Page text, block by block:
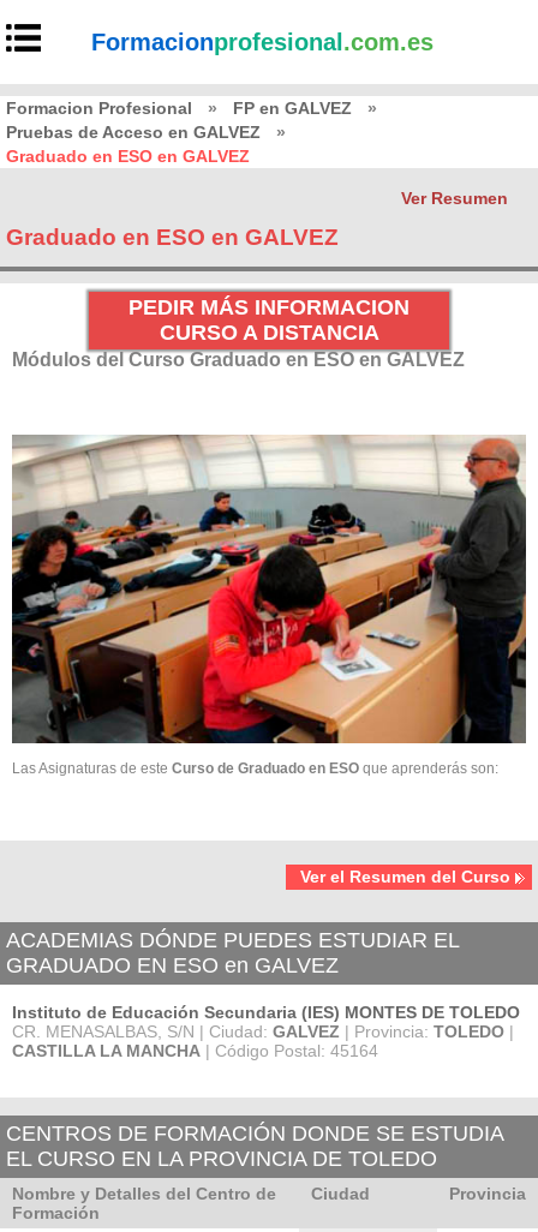
Formacionprofesional .com.es
Formacion Profesional » FP en GALVEZ
»
Pruebas de Acceso en GALVEZ
»
Graduado en ESO en GALVEZ
Ver Resumen
Graduado en ESO en GALVEZ
PEDIR MÁS INFORMACION
CURSO A DISTANCIA
Módulos del Curso Graduado en ESO en GALVEZ
Las Asignaturas de este Curso de Graduado en ESO que aprenderás son:
Ver el Resumen del Curso
ACADEMIAS DÓNDE PUEDES ESTUDIAR EL
GRADUADO EN ESO en GALVEZ
Instituto de Educación Secundaria (IES) MONTES DE TOLEDO
CR. MENASALBAS, S/N | Ciudad: GALVEZ | Provincia: TOLEDO |
CASTILLA LA MANCHA | Código Postal: 45164
CENTROS DE FORMACIÓN DONDE SE ESTUDIA
EL CURSO EN LA PROVINCIA DE TOLEDO
Nombre y Detalles del Centro de
Formación
Ciudad Provincia